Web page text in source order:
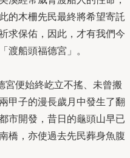
的木柵先民最終將希望寄託
求保佑，因此，才有我們今
渡船頭福德宮」。
宮便始終屹立不搖、未曾搬
甲子的漫長歲月中發生了翻
市開發，昔日的龜頭山早已
橋，亦使過去先民葬身魚腹